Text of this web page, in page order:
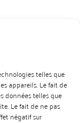
telles que
appareils. Le fait de
données telles que
Le fait de ne pas
négatif sur